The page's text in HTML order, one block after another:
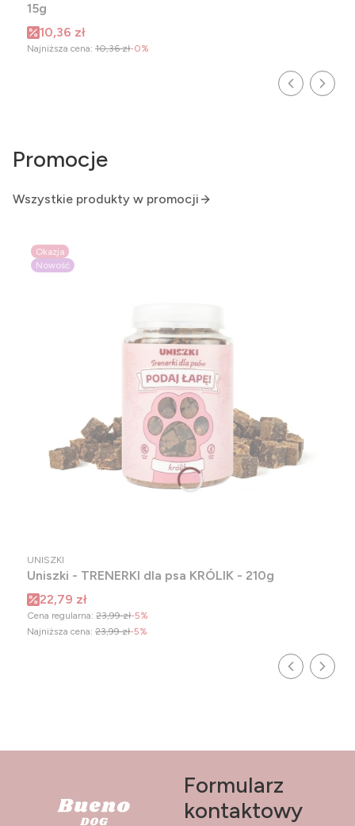
15g
Cena promocyjna
10,36 zł
Najniższa cena: 10,36 zł-0%
Promocje
Wszystkie produkty w promocji
Okazja
Nowość
PRODUCENT
UNISZKI
Uniszki - TRENERKI dla psa KRÓLIK - 210g
Cena promocyjna
22,79 zł
Cena regularna: 23,99 zł-5%
Najniższa cena: 23,99 zł-5%
Formularz
kontaktowy